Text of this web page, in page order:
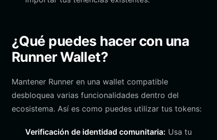
¿Qué puedes hacer con una
Runner Wallet?
Mantener Runner en una wallet compatible
desbloquea varias funcionalidades dentro del
ecosistema. Así es como puedes utilizar tus tokens:
Verificación de identidad comunitaria: Usa tu